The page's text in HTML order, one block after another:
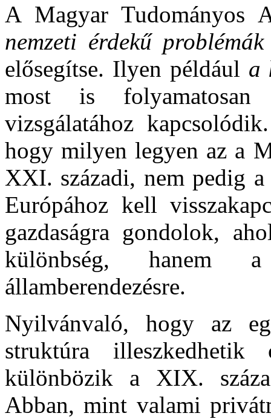
A Magyar Tudományos
nemzeti érdekű
elősegítse. Ilyen például a
most is folyamatosan
vizsgálatához
hogy milyen legyen az a
XXI. századi, nem pedig
Európához kell
gazdaságra gondolok,
különbség, hanem
államberendezésre.
Nyilvánvaló, hogy az
struktúra illeszkedhetik
különbözik a XIX.
Abban, mint valami